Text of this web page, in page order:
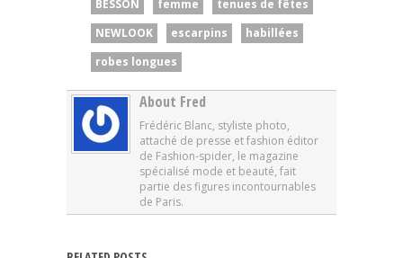
BESSON
femme
tenues de fêtes
NEWLOOK
escarpins
habillées
robes longues
About Fred
Frédéric Blanc, styliste photo,
attaché de presse et fashion éditor
de Fashion-spider, le magazine
spécialisé mode et beauté, fait
partie des figures incontournables
de Paris.